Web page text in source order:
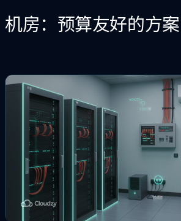
机房：预算友好的方案